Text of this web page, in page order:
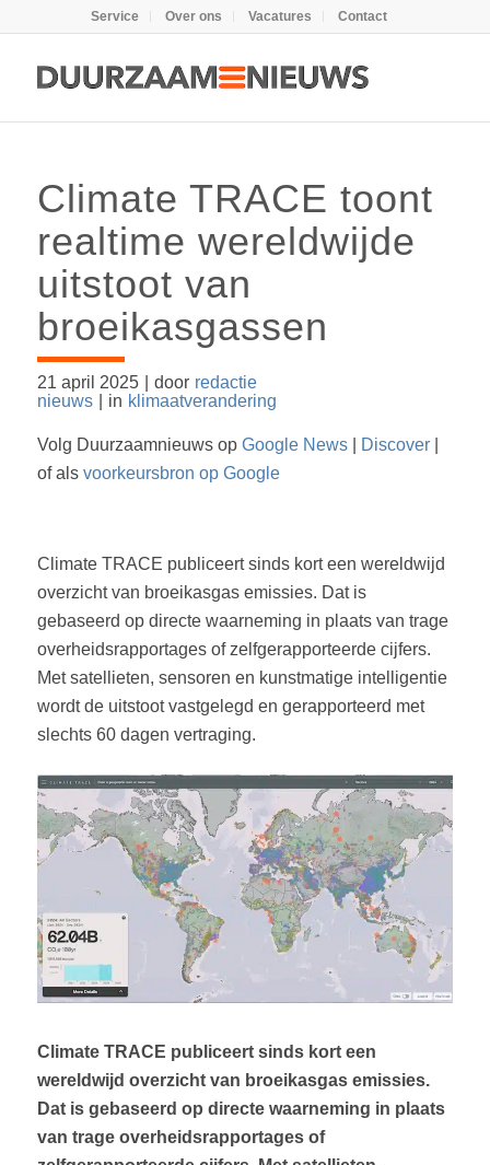
Service Over ons Vacatures Contact
Climate TRACE toont
realtime wereldwijde
uitstoot van
broeikasgassen
21 april 2025 door redactie
nieuws
in klimaatverandering
Volg Duurzaamnieuws op Google News| Discover|
of als voorkeursbron op Google
Climate TRACE publiceert sinds kort een wereldwijd
overzicht van broeikasgas emissies. Dat is
gebaseerd op directe waarneming in plaats van trage
overheidsrapportages of zelfgerapporteerde cijfers.
Met satellieten, sensoren en kunstmatige intelligentie
wordt de uitstoot vastgelegd en gerapporteerd met
slechts 60 dagen vertraging.
Climate TRACE publiceert sinds kort een
wereldwijd overzicht van broeikasgas emissies.
Dat is gebaseerd op directe waarneming in plaats
van trage overheidsrapportages of